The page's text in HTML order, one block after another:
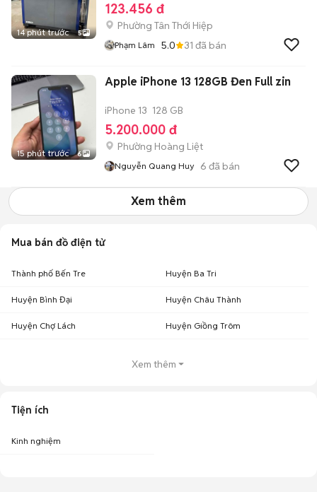
14 phút trước 5
123.456 đ
Phường Tân Thới Hiệp
Phạm Lâm 5.0 31 đã bán
15 phút trước 6
Apple iPhone 13 128GB Đen Full zin
iPhone 13 128 GB
5.200.000 đ
Phường Hoàng Liệt
Nguyễn Quang Huy 6 đã bán
Xem thêm
Mua bán đồ điện tử
Thành phố Bến Tre Huyện Ba Tri
Huyện Bình Đại Huyện Châu Thành
Huyện Chợ Lách Huyện Giồng Trôm
Xem thêm
Tiện ích
Kinh nghiệm